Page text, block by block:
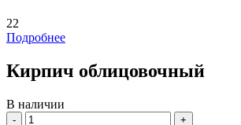
22
Подробнее
Кирпич облицовочный
В наличии
Количество